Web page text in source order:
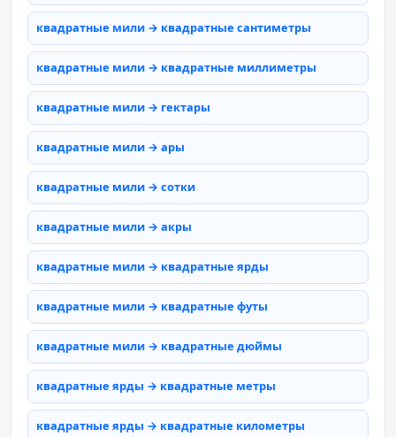
квадратные мили → квадратные сантиметры
квадратные мили → квадратные миллиметры
квадратные мили → гектары
квадратные мили → ары
квадратные мили → сотки
квадратные мили → акры
квадратные мили → квадратные ярды
квадратные мили → квадратные футы
квадратные мили → квадратные дюймы
квадратные ярды → квадратные метры
квадратные ярды → квадратные километры